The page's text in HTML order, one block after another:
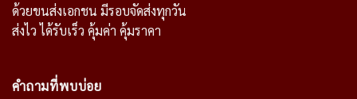
ด้วยขนส่งเอกชน มีรอบจัดส่งทุกวัน
ส่งไว ได้รับเร็ว คุ้มค่า คุ้มราคา
คำถามที่พบบ่อย